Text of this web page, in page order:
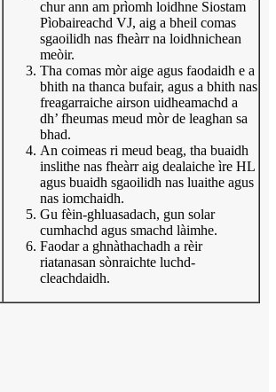
chur ann am prìomh loidhne Siostam
Pìobaireachd VJ, aig a bheil comas
sgaoilidh nas fheàrr na loidhnichean
meòir.
Tha comas mòr aige agus faodaidh e a
bhith na thanca bufair, agus a bhith nas
freagarraiche airson uidheamachd a
dh’ fheumas meud mòr de leaghan sa
bhad.
An coimeas ri meud beag, tha buaidh
inslithe nas fheàrr aig dealaiche ìre HL
agus buaidh sgaoilidh nas luaithe agus
nas iomchaidh.
Gu fèin-ghluasadach, gun solar
cumhachd agus smachd làimhe.
Faodar a ghnàthachadh a rèir
riatanasan sònraichte luchd-
cleachdaidh.